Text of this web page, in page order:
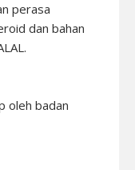
perasa
dan bahan
oleh badan